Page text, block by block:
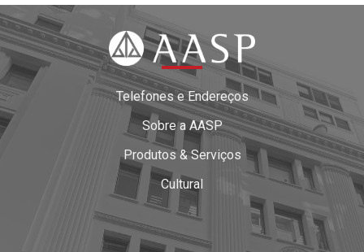
Telefones e Endereços
Sobre a AASP
Produtos & Serviços
Cultural